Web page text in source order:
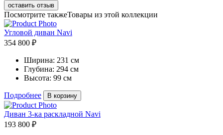
оставить отзыв
Посмотрите такжеТовары из этой коллекции
Угловой диван Navi
354 800 ₽
Ширина: 231 см
Глубина: 294 см
Высота: 99 см
Подробнее В корзину
Диван 3-ка раскладной Navi
193 800 ₽